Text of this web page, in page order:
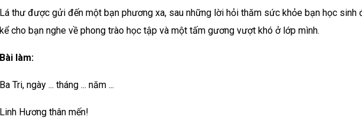
Lá thư được gửi đến một bạn phương xa, sau những lời hỏi thăm sức khỏe bạn học sinh
kể cho bạn nghe về phong trào học tập và một tấm gương vượt khó ở lớp mình.
Bài làm:
Ba Tri, ngày ... tháng ... năm ...
Linh Hương thân mến!